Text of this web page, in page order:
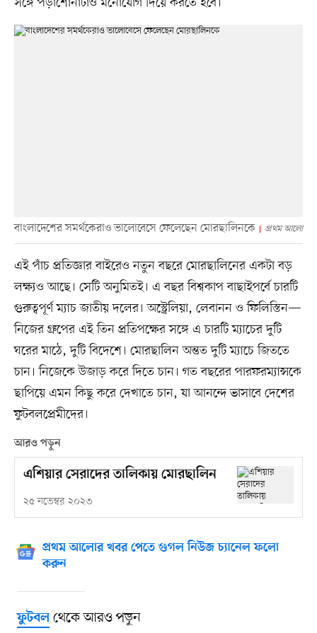
বাংলাদেশের সমর্থকেরাও ভালোবেসে ফেলেছেন মোরছালিনকে প্রথম আলো
এই পাঁচ প্রতিজ্ঞার বাইরেও নতুন বছরে মোরছালিনের একটা বড়
লক্ষ্যও আছে। সেটি অনুমিতই। এ বছর বিশ্বকাপ বাছাইপর্বে চারটি
গুরুত্বপূর্ণ ম্যাচ জাতীয় দলের। অস্ট্রেলিয়া, লেবানন ও ফিলিস্তিন—
নিজের গ্রুপের এই তিন প্রতিপক্ষের সঙ্গে এ চারটি ম্যাচের দুটি
ঘরের মাঠে, দুটি বিদেশে। মোরছালিন অন্তত দুটি ম্যাচে জিততে
চান। নিজেকে উজাড় করে দিতে চান। গত বছরের পারফরম্যান্সকে
ছাপিয়ে এমন কিছু করে দেখাতে চান, যা আনন্দে ভাসাবে দেশের
ফুটবলপ্রেমীদের।
আরও পড়ুন
এশিয়ার সেরাদের তালিকায় মোরছালিন
২৫ নভেম্বর ২০২৩
প্রথম আলোর খবর পেতে গুগল নিউজ চ্যানেল ফলো
করুন
ফুটবলথেকে আরও পড়ুন